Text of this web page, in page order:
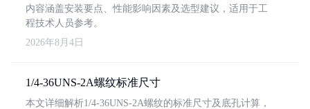
内容涵盖安装要点、性能影响因素及选型建议，适用于工
程技术人员参考。
2026年8月4日
1/4-36UNS-2A螺纹标准尺寸
本文详细解析1/4-36UNS-2A螺纹的标准尺寸及底孔计算，